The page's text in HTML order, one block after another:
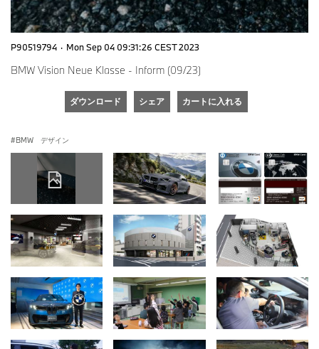
P90519794 · Mon Sep 04 09:31:26 CEST 2023
BMW Vision Neue Klasse - Inform (09/23)
ダウンロード シェア カートに入れる
BMW デザイン